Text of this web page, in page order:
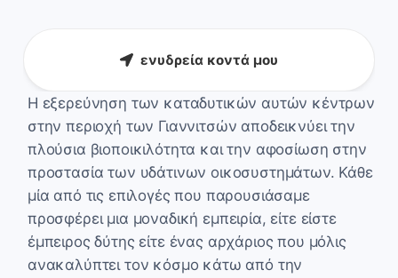
ενυδρεία κοντά μου
Η εξερεύνηση των καταδυτικών αυτών κέντρων
στην περιοχή των Γιαννιτσών αποδεικνύει την
πλούσια βιοποικιλότητα και την αφοσίωση στην
προστασία των υδάτινων οικοσυστημάτων. Κάθε
μία από τις επιλογές που παρουσιάσαμε
προσφέρει μια μοναδική εμπειρία, είτε είστε
έμπειρος δύτης είτε ένας αρχάριος που μόλις
ανακαλύπτει τον κόσμο κάτω από την